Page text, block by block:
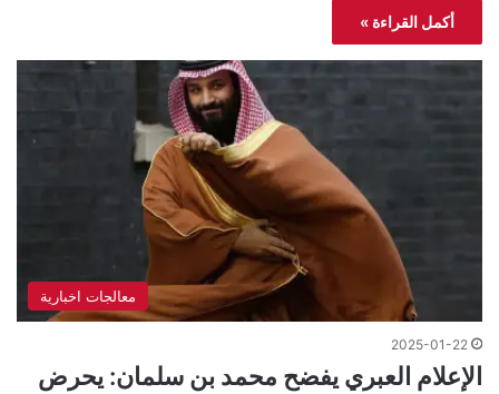
أكمل القراءة »
معالجات اخبارية
2025-01-22
الإعلام العبري يفضح محمد بن سلمان: يحرض